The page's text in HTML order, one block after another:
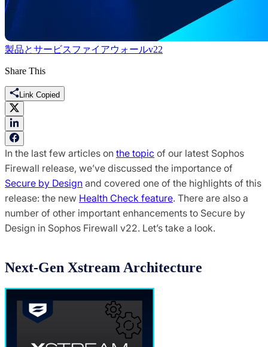
製品とサービスファイアウォールv22
Share This
Link Copied
In the last few articles on the topic of our latest Sophos
Firewall release, we’ve discussed the importance of
Secure by Design and covered one of the highlights of this
release: the new Health Check feature. There are also a
number of other important enhancements to Secure by
Design in Sophos Firewall v22. Let’s take a look.
Next-Gen Xstream Architecture